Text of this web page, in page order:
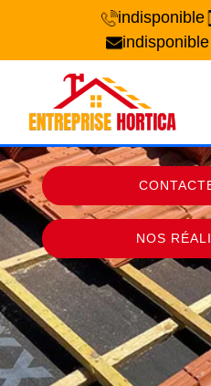
indisponible
indisponible
NOS